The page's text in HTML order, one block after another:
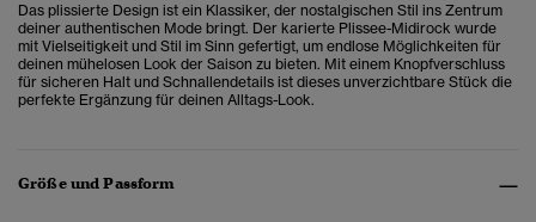
Das plissierte Design ist ein Klassiker, der nostalgischen Stil ins Zentrum
deiner authentischen Mode bringt. Der karierte Plissee-Midirock wurde
mit Vielseitigkeit und Stil im Sinn gefertigt, um endlose Möglichkeiten für
deinen mühelosen Look der Saison zu bieten. Mit einem Knopfverschluss
für sicheren Halt und Schnallendetails ist dieses unverzichtbare Stück die
perfekte Ergänzung für deinen Alltags-Look.
Größe und Passform